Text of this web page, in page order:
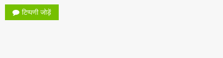
टिप्पणी जोड़ें